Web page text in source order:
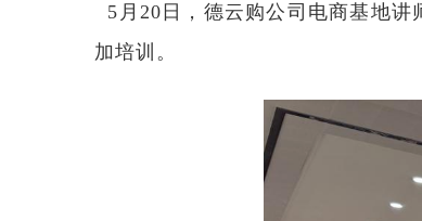
5月20日，德云购公司电商基地讲
加培训。